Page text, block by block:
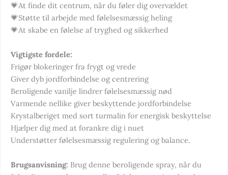
💗At finde dit centrum, når du føler dig overvældet
💗Støtte til arbejde med følelsesmæssig heling
💗At skabe en følelse af tryghed og sikkerhed
Vigtigste fordele:
Frigør blokeringer fra frygt og vrede
Giver dyb jordforbindelse og centrering
Beroligende vanilje lindrer følelsesmæssig nød
Varmende nellike giver beskyttende jordforbindelse
Krystalberiget med sort turmalin for energisk beskyttelse
Hjælper dig med at forankre dig i nuet
Understøtter følelsesmæssig regulering og balance.
Brugsanvisning: Brug denne beroligende spray, når du